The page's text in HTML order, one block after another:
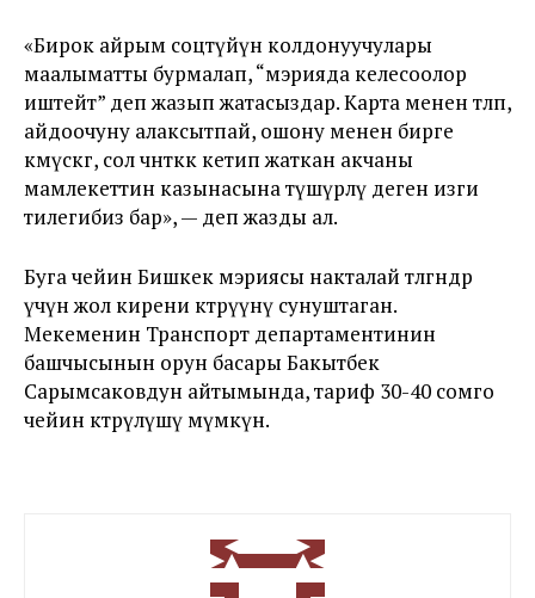
«Бирок айрым соцтүйүн колдонуучулары
маалыматты бурмалап, “мэрияда келесоолор
иштейт” деп жазып жатасыздар. Карта менен төлөп,
айдоочуну алаксытпай, ошону менен бирге
көмүскөгө, сол чөнтөккө кетип жаткан акчаны
мамлекеттин казынасына түшүрөлү деген изги
тилегибиз бар», — деп жазды ал.
Буга чейин Бишкек мэриясы накталай төлөгөндөр
үчүн жол кирени көтөрүүнү сунуштаган.
Мекеменин Транспорт департаментинин
башчысынын орун басары Бакытбек
Сарымсаковдун айтымында, тариф 30-40 сомго
чейин көтөрүлүшү мүмкүн.